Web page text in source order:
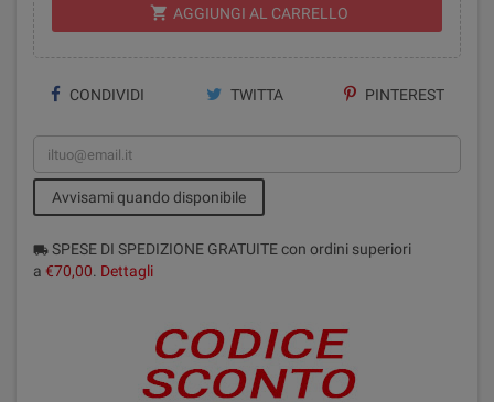
shopping_cart AGGIUNGI AL CARRELLO
CONDIVIDI TWITTA PINTEREST
Avvisami quando disponibile
local_shipping SPESE DI SPEDIZIONE GRATUITE con ordini superiori
a €70,00. Dettagli